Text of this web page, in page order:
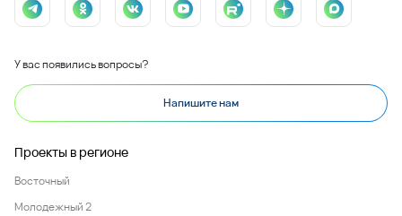
У вас появились вопросы?
Напишите нам
Проекты в регионе
Восточный
Молодежный 2